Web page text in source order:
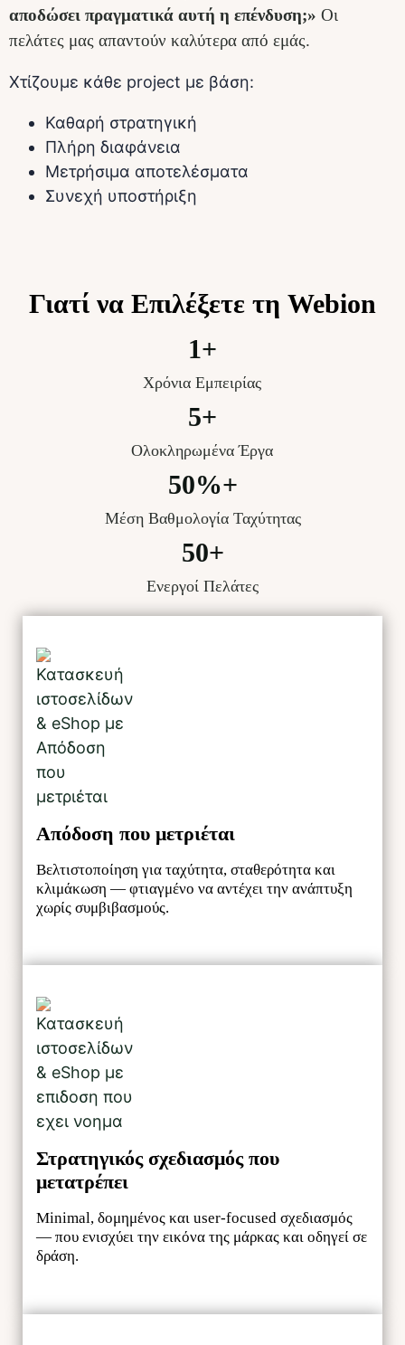
αποδώσει πραγματικά αυτή η επένδυση;» Οι
πελάτες μας απαντούν καλύτερα από εμάς.
Χτίζουμε κάθε project με βάση:
Καθαρή στρατηγική
Πλήρη διαφάνεια
Μετρήσιμα αποτελέσματα
Συνεχή υποστήριξη
Γιατί να Επιλέξετε τη Webion
Χρόνια Εμπειρίας
1+
Ολοκληρωμένα Έργα
5+
Μέση Βαθμολογία Ταχύτητας
50%+
Ενεργοί Πελάτες
50+
Απόδοση που μετριέται
Βελτιστοποίηση για ταχύτητα, σταθερότητα και
κλιμάκωση — φτιαγμένο να αντέχει την ανάπτυξη
χωρίς συμβιβασμούς.
Στρατηγικός σχεδιασμός που
μετατρέπει
Minimal, δομημένος και user-focused σχεδιασμός
— που ενισχύει την εικόνα της μάρκας και οδηγεί σε
δράση.